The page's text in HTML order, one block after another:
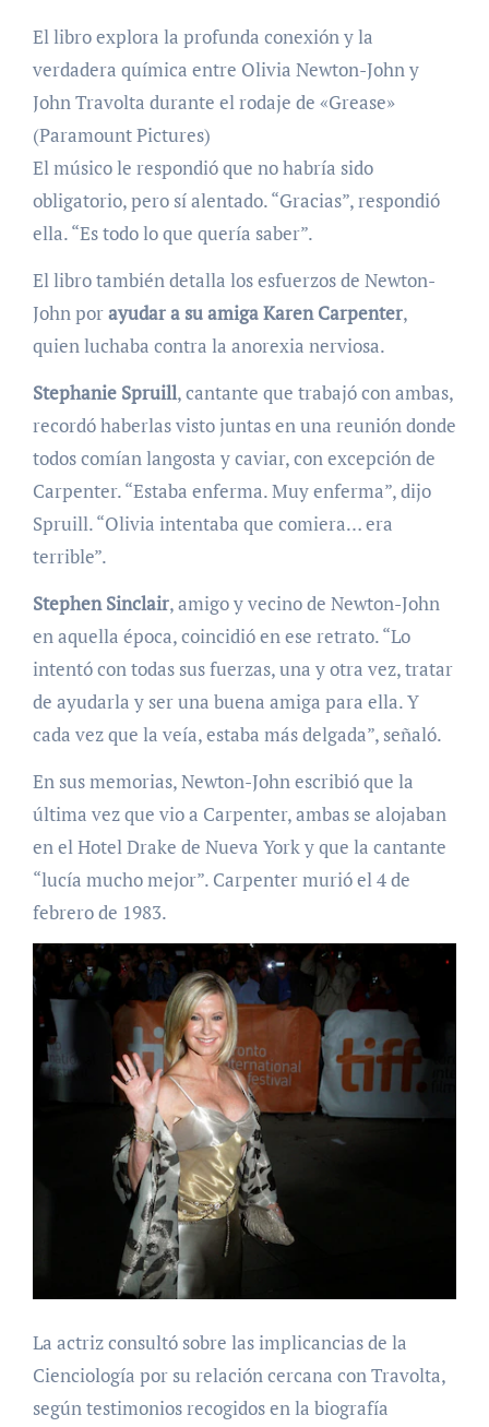
El libro explora la profunda conexión y la
verdadera química entre Olivia Newton-John y
John Travolta durante el rodaje de «Grease»
(Paramount Pictures)
El músico le respondió que no habría sido
obligatorio, pero sí alentado. “Gracias”, respondió
ella. “Es todo lo que quería saber”.
El libro también detalla los esfuerzos de Newton-
John porayudar a su amiga Karen Carpenter,
quien luchaba contra la anorexia nerviosa.
Stephanie Spruill, cantante que trabajó con ambas,
recordó haberlas visto juntas en una reunión donde
todos comían langosta y caviar, con excepción de
Carpenter. “Estaba enferma. Muy enferma”, dijo
Spruill. “Olivia intentaba que comiera… era
terrible”.
Stephen Sinclair, amigo y vecino de Newton-John
en aquella época, coincidió en ese retrato. “Lo
intentó con todas sus fuerzas, una y otra vez, tratar
de ayudarla y ser una buena amiga para ella. Y
cada vez que la veía, estaba más delgada”, señaló.
En sus memorias, Newton-John escribió que la
última vez que vio a Carpenter, ambas se alojaban
en el Hotel Drake de Nueva York y que la cantante
“lucía mucho mejor”. Carpenter murió el 4 de
febrero de 1983.
La actriz consultó sobre las implicancias de la
Cienciología por su relación cercana con Travolta,
según testimonios recogidos en la biografía